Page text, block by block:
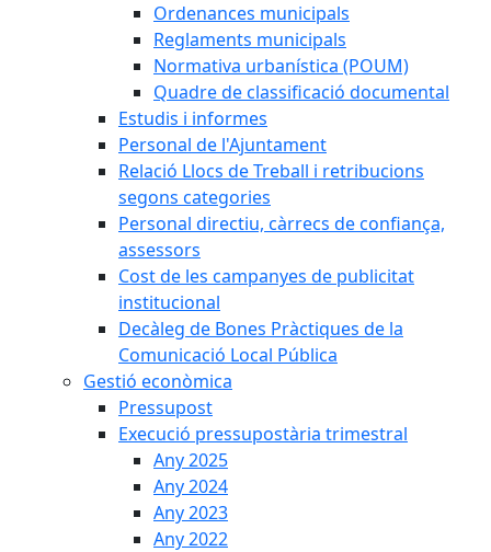
Ordenances municipals
Reglaments municipals
Normativa urbanística (POUM)
Quadre de classificació documental
Estudis i informes
Personal de l'Ajuntament
Relació Llocs de Treball i retribucions
segons categories
Personal directiu, càrrecs de confiança,
assessors
Cost de les campanyes de publicitat
institucional
Decàleg de Bones Pràctiques de la
Comunicació Local Pública
Gestió econòmica
Pressupost
Execució pressupostària trimestral
Any 2025
Any 2024
Any 2023
Any 2022